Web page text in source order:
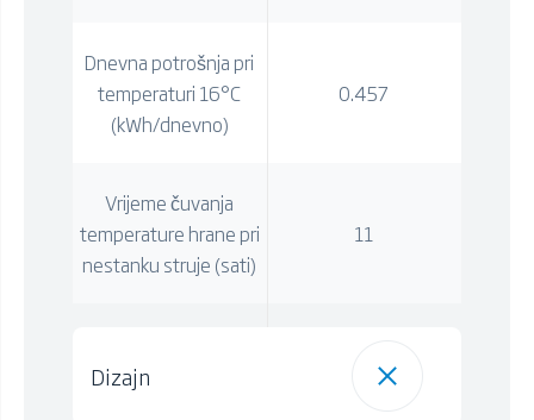
Dnevna potrošnja pri
temperaturi 16°C
(kWh/dnevno)
0.457
Vrijeme čuvanja
temperature hrane pri
nestanku struje (sati)
11
Dizajn